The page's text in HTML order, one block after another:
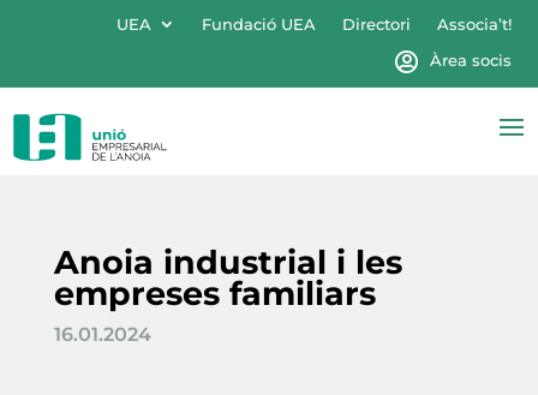
UEA Fundació UEA Directori
Associa’t!
Àrea socis
Anoia industrial i les
empreses familiars
16.01.2024